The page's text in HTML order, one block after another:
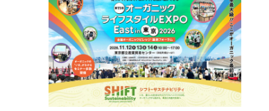
naturaglacé nu ナチ
ュラグラッセ ヌウ
URTEKRAM ウルテク
ラム